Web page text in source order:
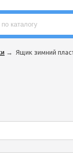
→ Ящик зимний